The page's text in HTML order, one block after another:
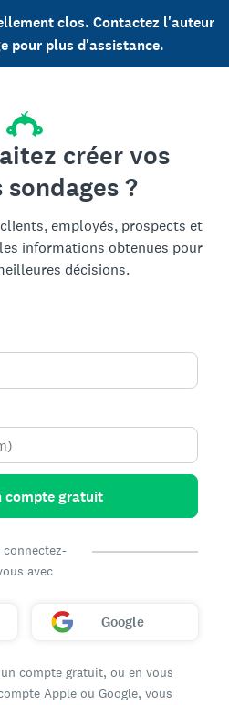
clos. Contactez l'auteur
pour plus d'assistance.
créer vos
?
employés, prospects et
informations obtenues pour
décisions.
compte gratuit
connectez-
avec
Google
compte gratuit, ou en vous
Apple ou Google, vous